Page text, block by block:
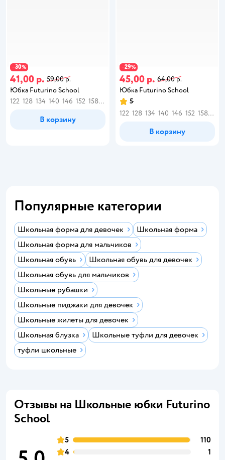
−30%
41,00 р. 59,00 р.
Юбка Futurino School
122 128 134 140 146 152 158 164
В корзину
−29%
45,00 р. 64,00 р.
Юбка Futurino School
5
122 128 134 140 146 152 158 164
В корзину
Популярные категории
Школьная форма для девочек
Школьная форма
Школьная форма для мальчиков
Школьная обувь
Школьная обувь для девочек
Школьная обувь для мальчиков
Школьные рубашки
Школьные пиджаки для девочек
Школьные жилеты для девочек
Школьная блузка
Школьные туфли для девочек
туфли школьные
Отзывы на Школьные юбки Futurino
School
5
110
4
1